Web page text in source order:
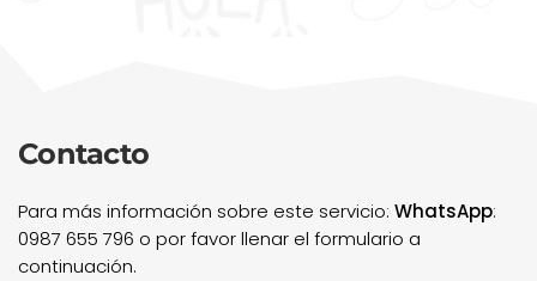
Contacto
Para más información sobre este servicio: WhatsApp:
0987 655 796 o por favor llenar el formulario a
continuación.